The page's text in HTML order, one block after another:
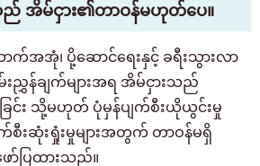
ည် အိမ်ငှား၏တာဝန်မဟုတ်ပေ။
ာက်အအုံ၊ ပို့ဆောင်ရေးနှင့် ခရီးသွားလာ
းညွှန်ချက်များအရ အိမ်ငှားသည်
င်း သို့မဟုတ် ပုံမှန်ပျက်စီးယိုယွင်းမှု
စီးဆုံးရှုံးမှုများအတွက် တာဝန်မရှိ
ော်ပြထားသည်။